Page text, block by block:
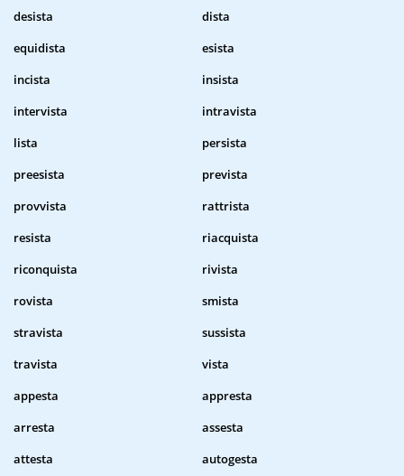
desista
dista
equidista
esista
incista
insista
intervista
intravista
lista
persista
preesista
prevista
provvista
rattrista
resista
riacquista
riconquista
rivista
rovista
smista
stravista
sussista
travista
vista
appesta
appresta
arresta
assesta
attesta
autogesta